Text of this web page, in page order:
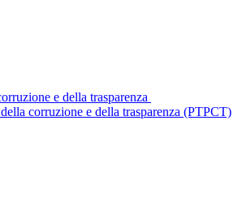
e della trasparenza
corruzione e della trasparenza (PTPCT)